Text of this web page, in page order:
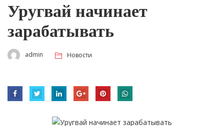
Уругвай начинает
зарабатывать
admin Новости